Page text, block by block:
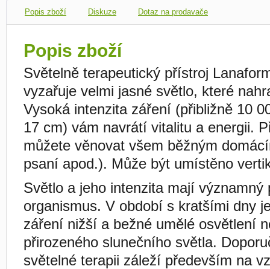
Popis zboží Diskuze Dotaz na prodavače
Popis zboží
Světelně terapeutický přístroj
vyzařuje velmi jasné světlo, které
Vysoká intenzita záření (přibližně 10
17 cm) vám navrátí vitalitu a energii.
můžete věnovat všem běžným
psaní apod.). Může být umístěno
Světlo a jeho intenzita mají významný
organismus. V období s kratšími dny
záření nižší a bežné umělé osvětlení
přirozeného slunečního světla.
světelné terapii záleží především na